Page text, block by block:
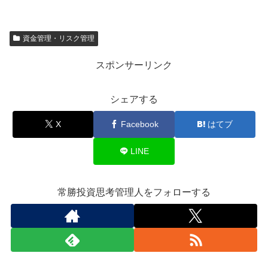
資金管理・リスク管理
スポンサーリンク
シェアする
X Facebook はてブ
LINE
常勝投資思考管理人をフォローする